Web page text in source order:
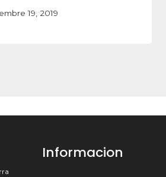
19, 2019
Informacion